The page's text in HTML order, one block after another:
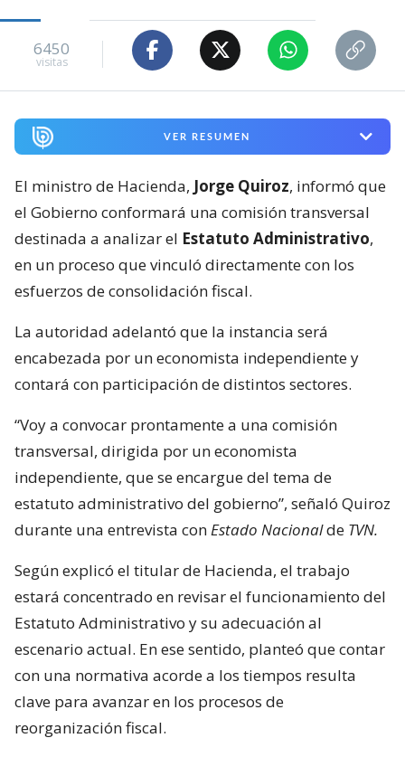
6450
visitas
VER RESUMEN
El ministro de Hacienda, Jorge Quiroz, informó que
el Gobierno conformará una comisión transversal
destinada a analizar el Estatuto Administrativo,
en un proceso que vinculó directamente con los
esfuerzos de consolidación fiscal.
La autoridad adelantó que la instancia será
encabezada por un economista independiente y
contará con participación de distintos sectores.
“Voy a convocar prontamente a una comisión
transversal, dirigida por un economista
independiente, que se encargue del tema de
estatuto administrativo del gobierno”, señaló Quiroz
durante una entrevista conEstado Nacionalde TVN.
Según explicó el titular de Hacienda, el trabajo
estará concentrado en revisar el funcionamiento del
Estatuto Administrativo y su adecuación al
escenario actual. En ese sentido, planteó que contar
con una normativa acorde a los tiempos resulta
clave para avanzar en los procesos de
reorganización fiscal.